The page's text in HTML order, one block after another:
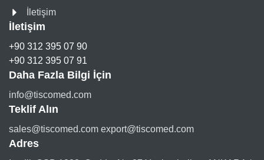
İletişim
İletişim
+90 312 395 07 90
+90 312 395 07 91
Daha Fazla Bilgi İçin
info@tiscomed.com
Teklif Alın
sales@tiscomed.com export@tiscomed.com
Adres